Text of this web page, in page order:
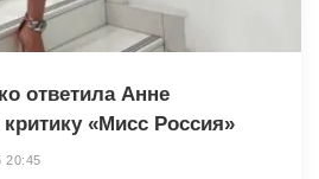
ответила Анне
«Мисс Россия»